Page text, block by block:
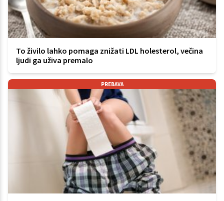
To živilo lahko pomaga znižati LDL holesterol, večina
ljudi ga uživa premalo
PREBAVA